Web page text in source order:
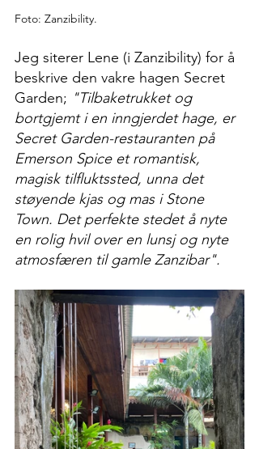
Foto: Zanzibility.
Jeg siterer Lene (i Zanzibility) for å
beskrive den vakre hagen Secret
Garden; "Tilbaketrukket og
bortgjemt i en inngjerdet hage, er
Secret Garden-restauranten på
Emerson Spice et romantisk,
magisk tilfluktssted, unna det
støyende kjas og mas i Stone
Town. Det perfekte stedet å nyte
en rolig hvil over en lunsj og nyte
atmosfæren til gamle Zanzibar".